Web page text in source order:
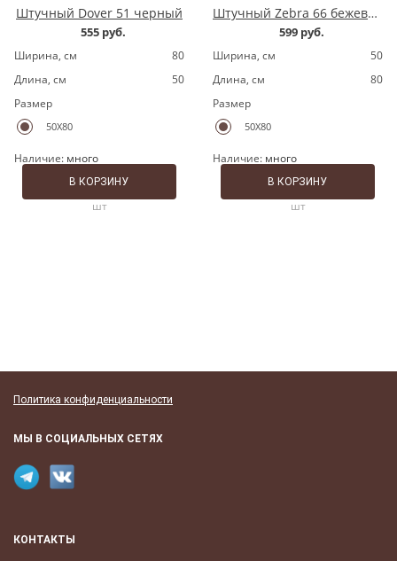
Штучный Dover 51 черный
555 руб.
Ширина, cм
80
Длина, cм
50
Размер
50X80
Наличие: много
шт
В КОРЗИНУ
Штучный Zebra 66 бежевый
599 руб.
Ширина, cм
50
Длина, cм
80
Размер
50X80
Наличие: много
шт
В КОРЗИНУ
Политика конфиденциальности
МЫ В СОЦИАЛЬНЫХ СЕТЯХ
КОНТАКТЫ